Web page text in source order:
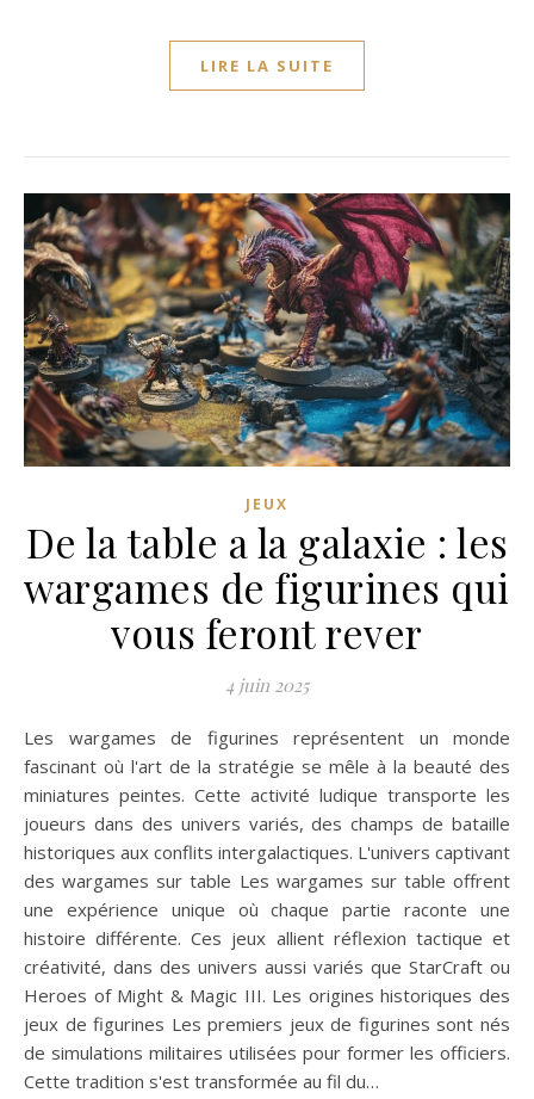
LIRE LA SUITE
JEUX
De la table a la galaxie : les
wargames de figurines qui
vous feront rever
4 juin 2025
Les wargames de figurines représentent un monde
fascinant où l'art de la stratégie se mêle à la beauté des
miniatures peintes. Cette activité ludique transporte les
joueurs dans des univers variés, des champs de bataille
historiques aux conflits intergalactiques. L'univers captivant
des wargames sur table Les wargames sur table offrent
une expérience unique où chaque partie raconte une
histoire différente. Ces jeux allient réflexion tactique et
créativité, dans des univers aussi variés que StarCraft ou
Heroes of Might & Magic III. Les origines historiques des
jeux de figurines Les premiers jeux de figurines sont nés
de simulations militaires utilisées pour former les officiers.
Cette tradition s'est transformée au fil du…